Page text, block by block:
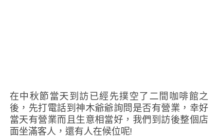
在中秋節當天到訪已經先撲空了二間咖啡館之
後，先打電話到神木爺爺詢問是否有營業，幸好
當天有營業而且生意相當好，我們到訪後整個店
面坐滿客人，還有人在候位呢!